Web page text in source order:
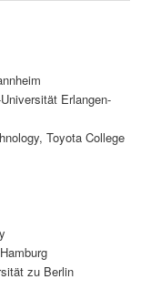
Erlangen-
Toyota College
zu Berlin